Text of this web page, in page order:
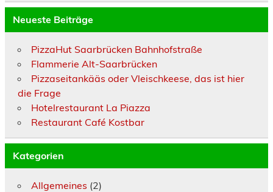
Neueste Beiträge
PizzaHut Saarbrücken Bahnhofstraße
Flammerie Alt-Saarbrücken
Pizzaseitankääs oder Vleischkeese, das ist hier
die Frage
Hotelrestaurant La Piazza
Restaurant Café Kostbar
Kategorien
Allgemeines (2)